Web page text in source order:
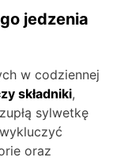
jedzenia
w codziennej
składniki,
sylwetkę
oraz